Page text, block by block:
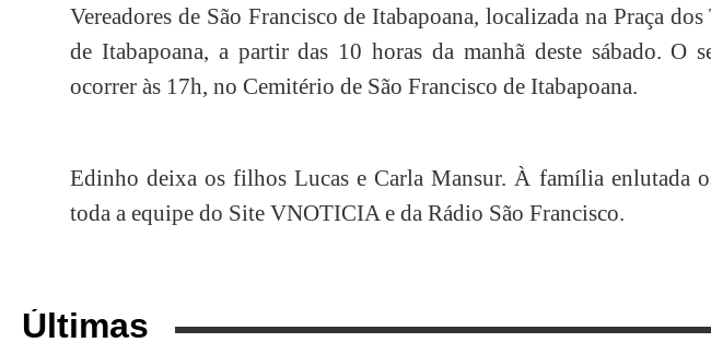
Vereadores de São Francisco de Itabapoana, localizada na Praça
de Itabapoana, a partir das 10 horas da manhã deste sábado. O
ocorrer às 17h, no Cemitério de São Francisco de Itabapoana.
Edinho deixa os filhos Lucas e Carla Mansur. À família enlutada
toda a equipe do Site VNOTICIA e da Rádio São Francisco.
Últimas